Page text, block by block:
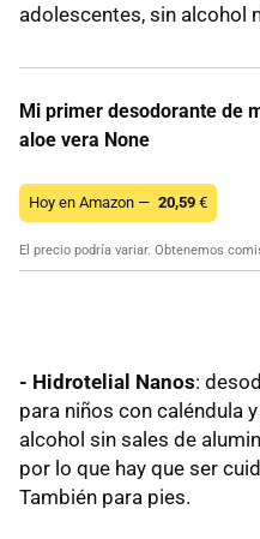
adolescentes, sin alcohol
Mi primer desodorante de
aloe vera None
Hoy en Amazon — 20,59 €
El precio podría variar. Obtenemos
- Hidrotelial Nanos:
para niños con caléndula
alcohol sin sales de
por lo que hay que ser
También para pies.